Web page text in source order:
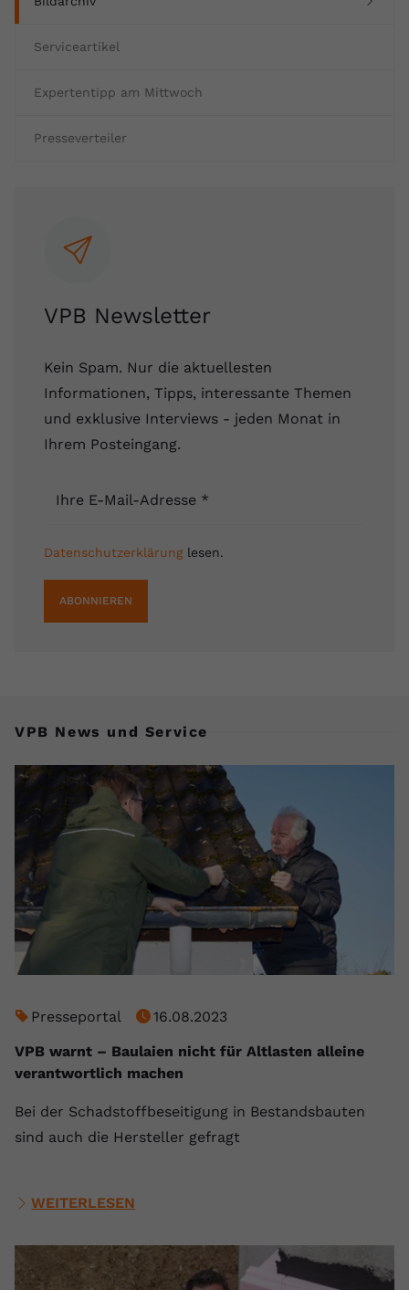
Serviceartikel
Expertentipp am Mittwoch
Presseverteiler
VPB Newsletter
Kein Spam. Nur die aktuellesten
Informationen, Tipps, interessante Themen
und exklusive Interviews - jeden Monat in
Ihrem Posteingang.
Ihre E-Mail-Adresse *
Datenschutzerklärunglesen.
ABONNIEREN
VPB News und Service
Presseportal
16.08.2023
VPB warnt – Baulaien nicht für Altlasten alleine
verantwortlich machen
Bei der Schadstoffbeseitigung in Bestandsbauten
sind auch die Hersteller gefragt
WEITERLESEN